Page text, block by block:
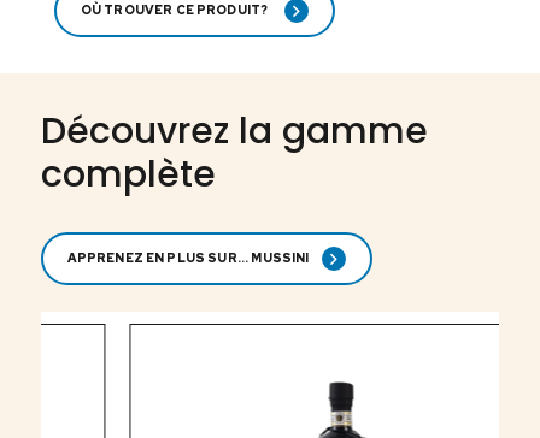
OÙ TROUVER CE PRODUIT?
Découvrez la gamme
complète
APPRENEZ EN PLUS SUR... MUSSINI